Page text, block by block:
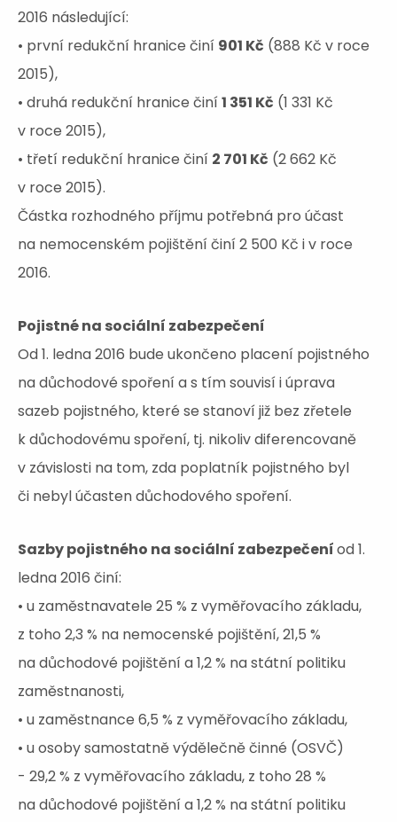
2016 následující:
• první redukční hranice činí 901 Kč (888 Kč v roce
2015),
• druhá redukční hranice činí 1 351 Kč (1 331 Kč
v roce 2015),
• třetí redukční hranice činí 2 701 Kč (2 662 Kč
v roce 2015).
Částka rozhodného příjmu potřebná pro účast
na nemocenském pojištění činí 2 500 Kč i v roce
2016.
Pojistné na sociální zabezpečení
Od 1. ledna 2016 bude ukončeno placení pojistného
na důchodové spoření a s tím souvisí i úprava
sazeb pojistného, které se stanoví již bez zřetele
k důchodovému spoření, tj. nikoliv diferencovaně
v závislosti na tom, zda poplatník pojistného byl
či nebyl účasten důchodového spoření.
Sazby pojistného na sociální zabezpečeníod 1.
ledna 2016 činí:
• u zaměstnavatele 25 % z vyměřovacího základu,
z toho 2,3 % na nemocenské pojištění, 21,5 %
na důchodové pojištění a 1,2 % na státní politiku
zaměstnanosti,
• u zaměstnance 6,5 % z vyměřovacího základu,
• u osoby samostatně výdělečně činné (OSVČ)
- 29,2 % z vyměřovacího základu, z toho 28 %
na důchodové pojištění a 1,2 % na státní politiku